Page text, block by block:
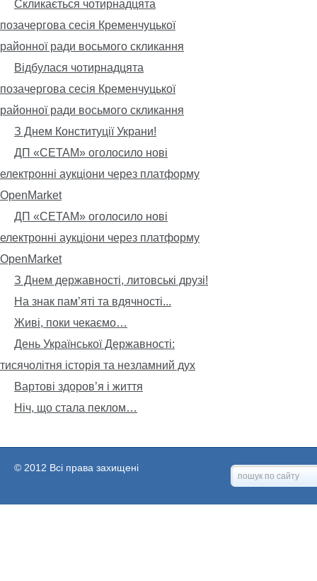
Скликається чотирнадцята
позачергова сесія Кременчуцької
районної ради восьмого скликання
Відбулася чотирнадцята
позачергова сесія Кременчуцької
районної ради восьмого скликання
З Днем Конституції Украни!
ДП «СЕТАМ» оголосило нові
електронні аукціони через платформу
OpenMarket
ДП «СЕТАМ» оголосило нові
електронні аукціони через платформу
OpenMarket
З Днем державності, литовські друзі!
На знак пам’яті та вдячності...
Живі, поки чекаємо…
День Української Державності:
тисячолітня історія та незламний дух
Вартові здоров’я і життя
Ніч, що стала пеклом…
© 2012 Всі права захищені